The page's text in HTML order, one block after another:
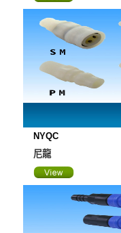
NYQC
尼龍